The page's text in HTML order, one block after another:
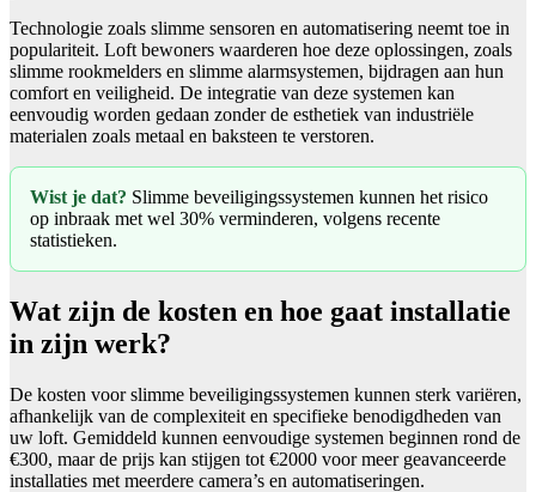
Technologie zoals slimme sensoren en automatisering neemt toe in
populariteit. Loft bewoners waarderen hoe deze oplossingen, zoals
slimme rookmelders en slimme alarmsystemen, bijdragen aan hun
comfort en veiligheid. De integratie van deze systemen kan
eenvoudig worden gedaan zonder de esthetiek van industriële
materialen zoals metaal en baksteen te verstoren.
Wist je dat? Slimme beveiligingssystemen kunnen het risico
op inbraak met wel 30% verminderen, volgens recente
statistieken.
Wat zijn de kosten en hoe gaat installatie
in zijn werk?
De kosten voor slimme beveiligingssystemen kunnen sterk variëren,
afhankelijk van de complexiteit en specifieke benodigdheden van
uw loft. Gemiddeld kunnen eenvoudige systemen beginnen rond de
€300, maar de prijs kan stijgen tot €2000 voor meer geavanceerde
installaties met meerdere camera’s en automatiseringen.